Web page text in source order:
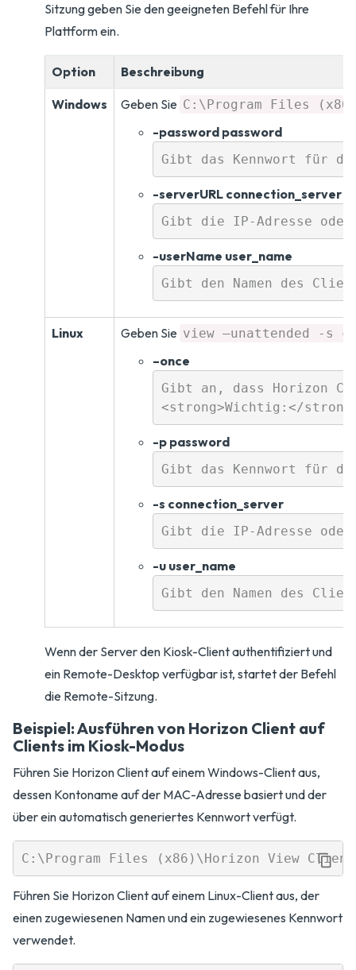
Sitzung geben Sie den geeigneten Befehl für Ihre
Plattform ein.
Option Beschreibung
Windows Geben Sie C:\Program Files
-password password
-serverURL connection_server
-userName user_name
Linux Geben Sie view –unattended -s
–once
Gibt an, dass Horizon
-p password
-s connection_server
-u user_name
Wenn der Server den Kiosk-Client authentifiziert und
ein Remote-Desktop verfügbar ist, startet der Befehl
die Remote-Sitzung.
Beispiel: Ausführen von Horizon Client auf
Clients im Kiosk-Modus
Führen Sie Horizon Client auf einem Windows-Client aus,
dessen Kontoname auf der MAC-Adresse basiert und der
über ein automatisch generiertes Kennwort verfügt.
Führen Sie Horizon Client auf einem Linux-Client aus, der
einen zugewiesenen Namen und ein zugewiesenes Kennwort
verwendet.